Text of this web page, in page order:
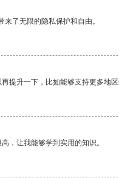
了无限的隐私保护和自由。
提升一下，比如能够支持更多地区
，让我能够学到实用的知识。